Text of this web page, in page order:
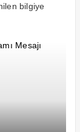
bilgiye